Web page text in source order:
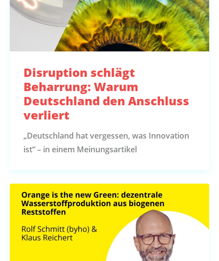
Disruption schlägt
Beharrung: Warum
Deutschland den Anschluss
verliert
„Deutschland hat vergessen, was Innovation
ist“ – in einem Meinungsartikel